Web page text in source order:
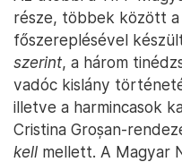
része, többek között a
főszereplésével
szerint, a három
vadóc kislány
illetve a harmincasok
Cristina Groșan-
kell mellett. A Magyar